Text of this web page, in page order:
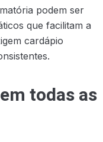
podem ser
que facilitam a
cardápio
todas as